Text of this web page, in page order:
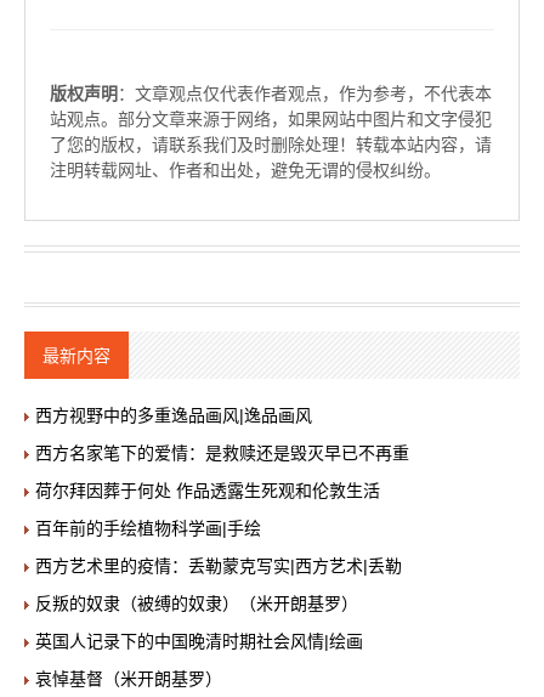
版权声明 ：文章观点仅代表作者观点，作为参考，不代表本
站观点。部分文章来源于网络，如果网站中图片和文字侵犯
了您的版权，请联系我们及时删除处理！转载本站内容，请
注明转载网址、作者和出处，避免无谓的侵权纠纷。
最新内容
西方视野中的多重逸品画风|逸品画风
西方名家笔下的爱情：是救赎还是毁灭早已不再重
荷尔拜因葬于何处 作品透露生死观和伦敦生活
百年前的手绘植物科学画|手绘
西方艺术里的疫情：丢勒蒙克写实|西方艺术|丢勒
反叛的奴隶（被缚的奴隶）（米开朗基罗）
英国人记录下的中国晚清时期社会风情|绘画
哀悼基督（米开朗基罗）